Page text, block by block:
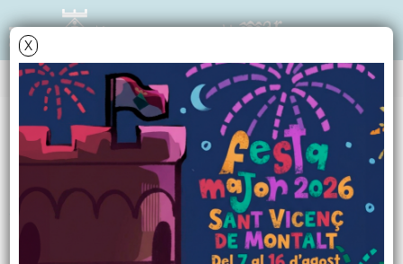
X
AGENDA
Divendres20 setembre 2024
Xerrada: Els bancs